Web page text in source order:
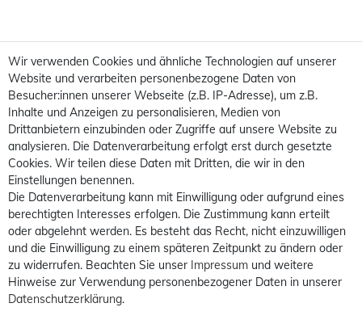
Wir verwenden Cookies und ähnliche Technologien auf unserer
Website und verarbeiten personenbezogene Daten von
Besucher:innen unserer Webseite (z.B. IP-Adresse), um z.B.
Inhalte und Anzeigen zu personalisieren, Medien von
Drittanbietern einzubinden oder Zugriffe auf unsere Website zu
analysieren. Die Datenverarbeitung erfolgt erst durch gesetzte
Cookies. Wir teilen diese Daten mit Dritten, die wir in den
Einstellungen benennen.
Die Datenverarbeitung kann mit Einwilligung oder aufgrund eines
berechtigten Interesses erfolgen. Die Zustimmung kann erteilt
oder abgelehnt werden. Es besteht das Recht, nicht einzuwilligen
und die Einwilligung zu einem späteren Zeitpunkt zu ändern oder
zu widerrufen. Beachten Sie unser Impressum und weitere
Hinweise zur Verwendung personenbezogener Daten in unserer
Daten­schutz­erklärung.